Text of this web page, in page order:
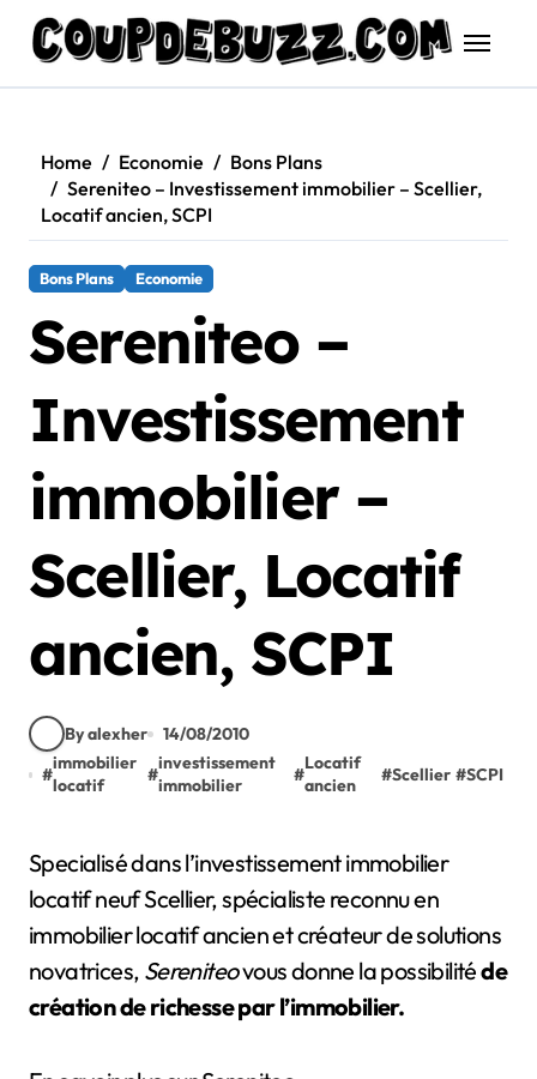
content
Home Economie
Bons Plans
Sereniteo – Investissement immobilier – Scellier,
Locatif ancien, SCPI
Bons Plans Economie
Sereniteo –
Investissement
immobilier –
Scellier, Locatif
ancien, SCPI
By alexher
14/08/2010
#
immobilier
locatif
#
investissement
immobilier
#
Locatif
ancien
#Scellier #SCPI
Specialisé dans l’investissement immobilier
locatif neuf Scellier, spécialiste reconnu en
immobilier locatif ancien et créateur de solutions
novatrices, Sereniteovous donne la possibilitéde
création de richesse par l’immobilier.